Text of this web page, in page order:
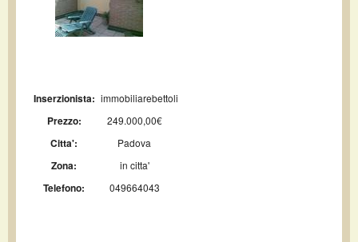
Inserzionista: immobiliarebettoli
Prezzo: 249.000,00€
Citta': Padova
Zona: in citta'
Telefono: 049664043